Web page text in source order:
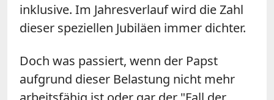
inklusive. Im Jahresverlauf wird die Zahl
dieser speziellen Jubiläen immer dichter.
Doch was passiert, wenn der Papst
aufgrund dieser Belastung nicht mehr